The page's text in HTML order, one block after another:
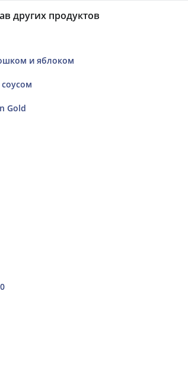
других продуктов
и яблоком
Gold